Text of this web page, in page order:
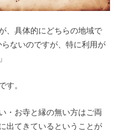
、具体的にどちらの地域で
ないのですが、特に利用が
す。
・お寺と縁の無い方はご両
出てきているということが